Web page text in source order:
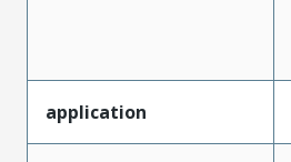
application